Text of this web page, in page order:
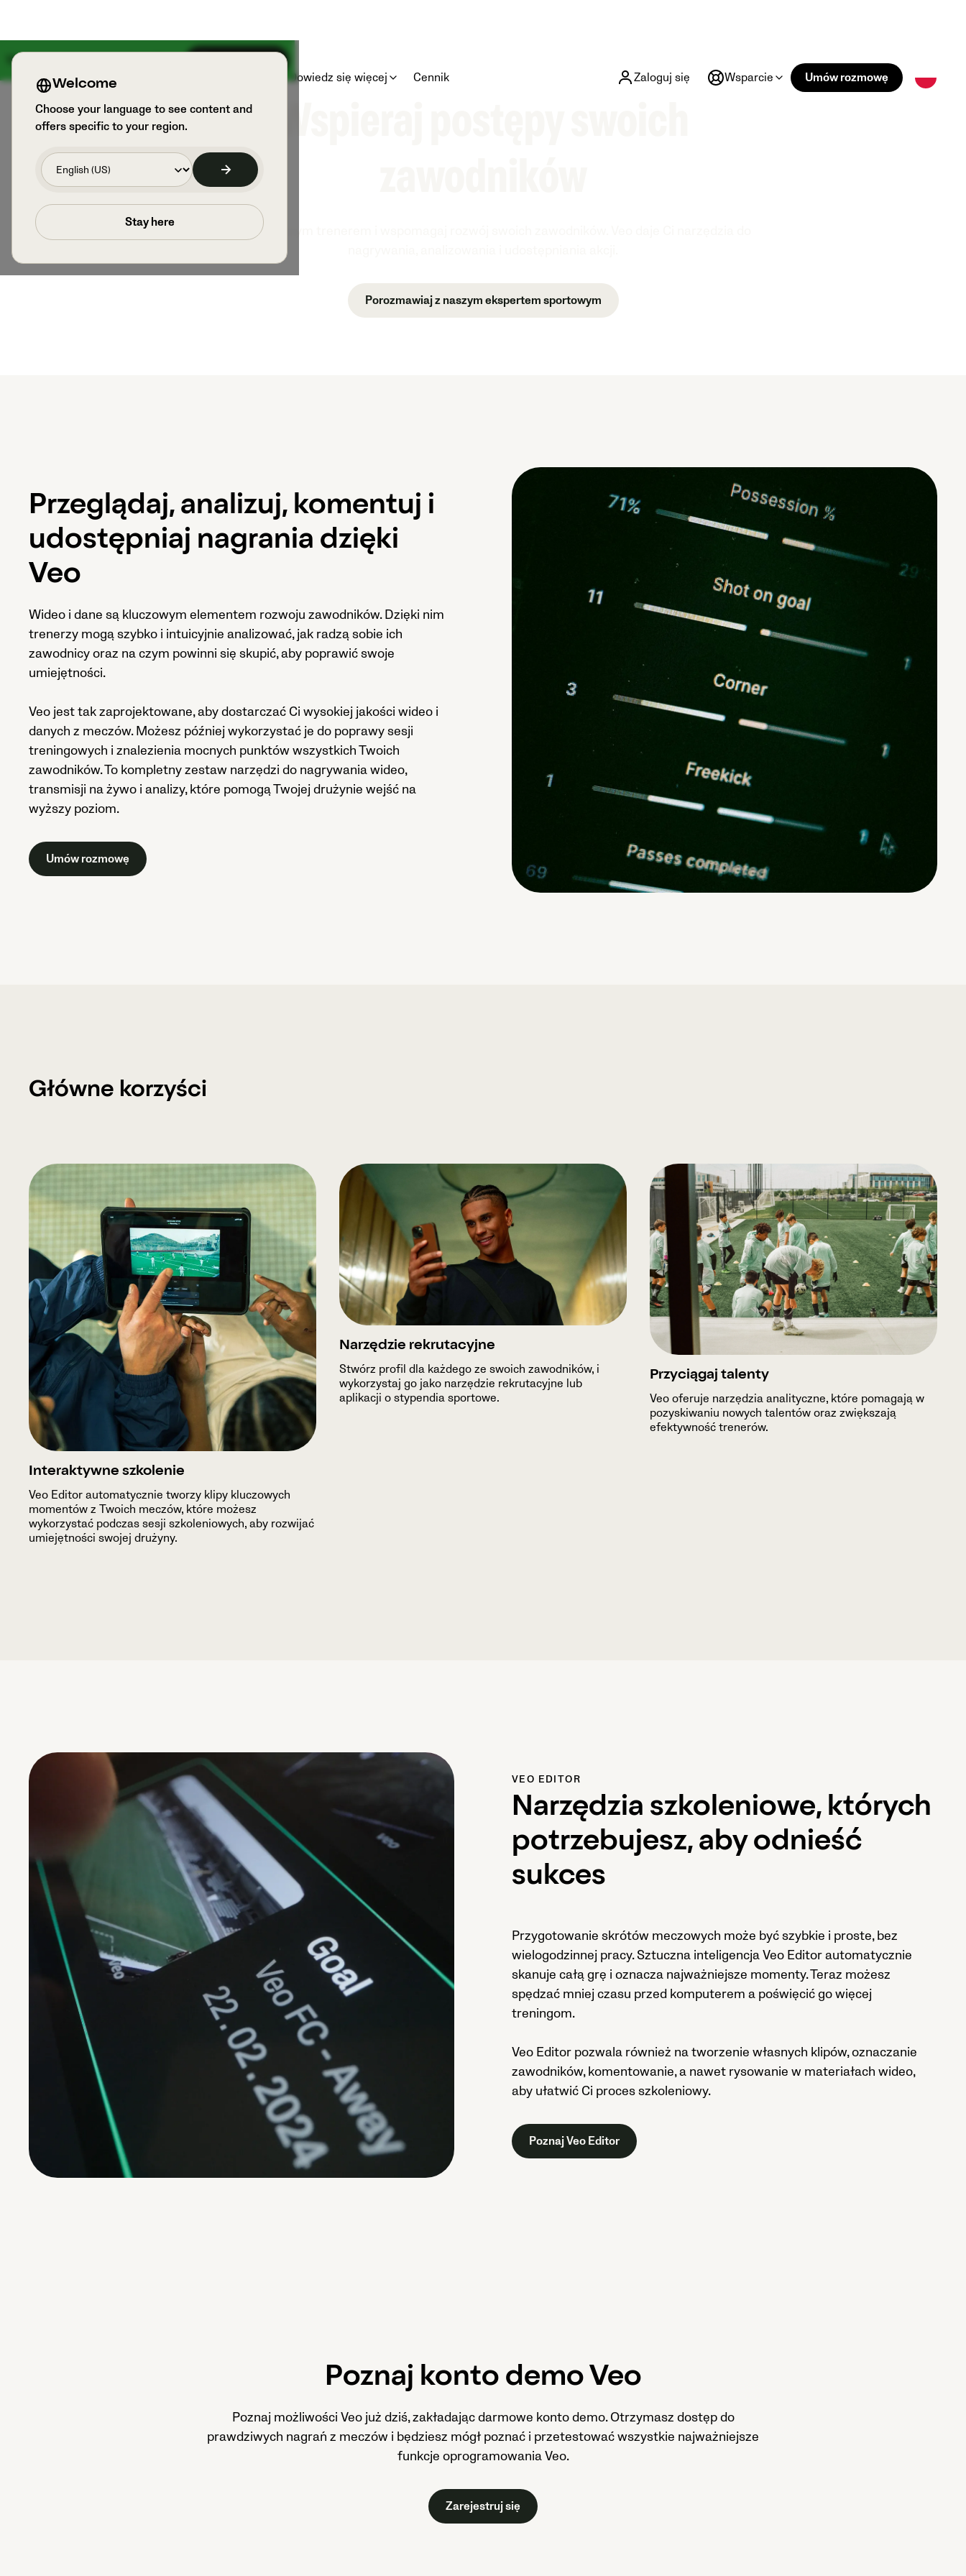
18 sierpnia dzieje się coś wielkiego
Produkty
Dowiedz się więcej Cennik Zaloguj się Wsparcie Umów rozmowę
Welcome
Choose your language to see content and
offers specific to your region.
Stay here
Stań się lepszym trenerem i wspomagaj rozwój swoich zawodników. Veo daje Ci narzędzia do
Porozmawiaj z naszym ekspertem sportowym
Przeglądaj, analizuj, komentuj i
udostępniaj nagrania dzięki
Veo
Wideo i dane są kluczowym elementem rozwoju zawodników. Dzięki nim
trenerzy mogą szybko i intuicyjnie analizować, jak radzą sobie ich
zawodnicy oraz na czym powinni się skupić, aby poprawić swoje
umiejętności.
Veo jest tak zaprojektowane, aby dostarczać Ci wysokiej jakości wideo i
danych z meczów. Możesz później wykorzystać je do poprawy sesji
treningowych i znalezienia mocnych punktów wszystkich Twoich
zawodników. To kompletny zestaw narzędzi do nagrywania wideo,
transmisji na żywo i analizy, które pomogą Twojej drużynie wejść na
wyższy poziom.
Umów rozmowę
Główne korzyści
Interaktywne szkolenie
Veo Editor automatycznie tworzy klipy kluczowych
momentów z Twoich meczów, które możesz
wykorzystać podczas sesji szkoleniowych, aby rozwijać
umiejętności swojej drużyny.
Narzędzie rekrutacyjne
Stwórz profil dla każdego ze swoich zawodników, i
wykorzystaj go jako narzędzie rekrutacyjne lub
aplikacji o stypendia sportowe.
Przyciągaj talenty
Veo oferuje narzędzia analityczne, które pomagają w
pozyskiwaniu nowych talentów oraz zwiększają
efektywność trenerów.
VEO EDITOR
Narzędzia szkoleniowe, których
potrzebujesz, aby odnieść
sukces
Przygotowanie skrótów meczowych może być szybkie i proste, bez
wielogodzinnej pracy. Sztuczna inteligencja Veo Editor automatycznie
skanuje całą grę i oznacza najważniejsze momenty. Teraz możesz
spędzać mniej czasu przed komputerem a poświęcić go więcej
treningom.
Veo Editor pozwala również na tworzenie własnych klipów, oznaczanie
zawodników, komentowanie, a nawet rysowanie w materiałach wideo,
aby ułatwić Ci proces szkoleniowy.
Poznaj Veo Editor
Poznaj konto demo Veo
Poznaj możliwości Veo już dziś, zakładając darmowe konto demo. Otrzymasz dostęp do
prawdziwych nagrań z meczów i będziesz mógł poznać i przetestować wszystkie najważniejsze
funkcje oprogramowania Veo.
Zarejestruj się